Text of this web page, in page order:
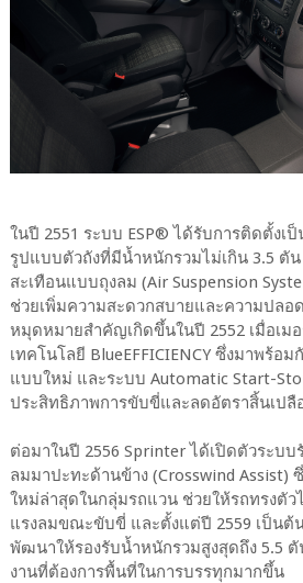
ในปี 2551 ระบบ ESP® ได้รับการติดตั้ง
รูปแบบตัวถังที่มีน้ำหนักรวมไม่เกิน 3.5 ตั
สะเทือนแบบถุงลม (Air Suspension
ช่วยเพิ่มความสะดวกสบายและความปล
หมุดหมายสำคัญเกิดขึ้นในปี 2552 เมื่อเม
เทคโนโลยี BlueEFFICIENCY ซึ่งมาพร้อ
แบบใหม่ และระบบ Automatic Start-
ประสิทธิภาพการขับขี่และลดอัตราสิ้นเปลื
ต่อมาในปี 2556 Sprinter ได้เปิดตัวระบ
ลมมาปะทะด้านข้าง (Crosswind Assist)
ใหม่ล่าสุดในกลุ่มรถแวน ช่วยให้รถทรงตั
แรงลมขณะขับขี่ และตั้งแต่ปี 2559 เป็นต้
พัฒนาให้รองรับน้ำหนักรวมสูงสุดถึง 5.5
งานที่ต้องการพื้นที่ในการบรรทุกมากขึ้น